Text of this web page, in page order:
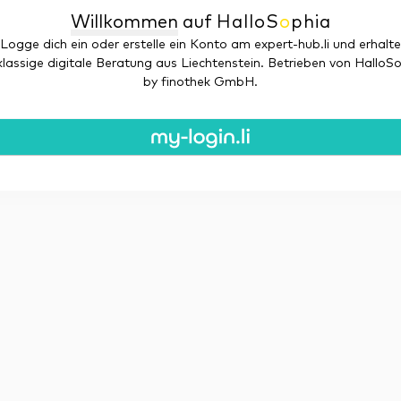
Willkommen auf HalloSo phia
Logge dich ein oder erstelle ein Konto am expert-hub.li und erhalte
digitale Beratung aus Liechtenstein. Betrieben von
by finothek GmbH.